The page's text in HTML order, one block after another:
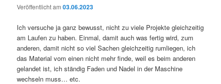
Veröffentlicht am03.06.2023
Ich versuche ja ganz bewusst, nicht zu viele Projekte gleichzeitig
am Laufen zu haben. Einmal, damit auch was fertig wird, zum
anderen, damit nicht so viel Sachen gleichzeitig rumliegen, ich
das Material vom einen nicht mehr finde, weil es beim anderen
gelandet ist, ich ständig Faden und Nadel in der Maschine
wechseln muss… etc.